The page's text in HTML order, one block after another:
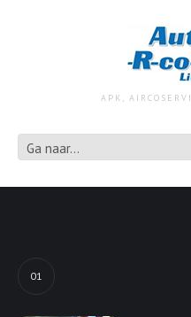
APK,
01